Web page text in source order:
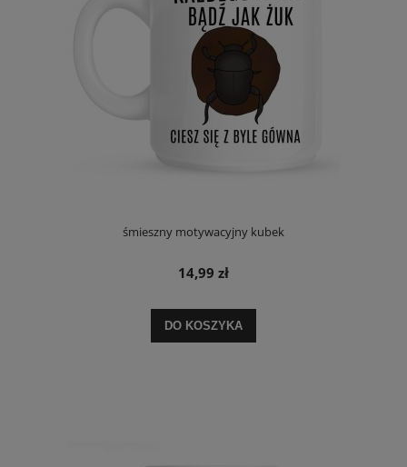
śmieszny motywacyjny kubek
14,99 zł
DO KOSZYKA